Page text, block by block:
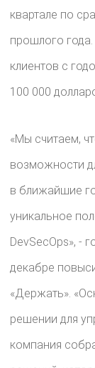
квартале по
прошлого
клиентов с
100 000
«Мы считаем,
возможности
в ближайшие
уникальное
DevSecOps», -
декабре
«Держать».
решении для
компания